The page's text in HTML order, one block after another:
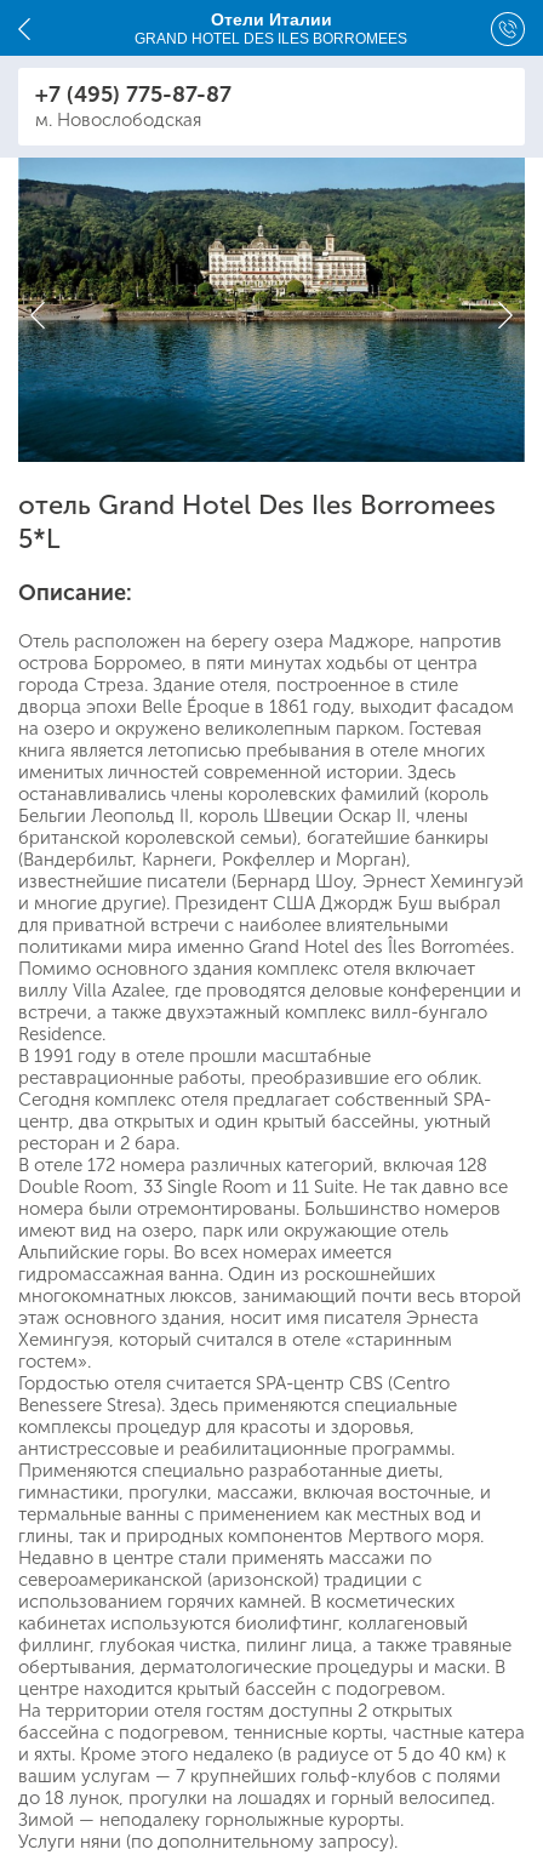
Отели Италии
GRAND HOTEL DES ILES BORROMEES
+7 (495) 775-87-87
м. Новослободская
отель Grand Hotel Des Iles Borromees
5*L
Описание:
Отель расположен на берегу озера Маджоре, напротив
острова Борромео, в пяти минутах ходьбы от центра
города Стреза. Здание отеля, построенное в стиле
дворца эпохи Belle Époque в 1861 году, выходит фасадом
на озеро и окружено великолепным парком. Гостевая
книга является летописью пребывания в отеле многих
именитых личностей современной истории. Здесь
останавливались члены королевских фамилий (король
Бельгии Леопольд II, король Швеции Оскар II, члены
британской королевской семьи), богатейшие банкиры
(Вандербильт, Карнеги, Рокфеллер и Морган),
известнейшие писатели (Бернард Шоу, Эрнест Хемингуэй
и многие другие). Президент США Джордж Буш выбрал
для приватной встречи с наиболее влиятельными
политиками мира именно Grand Hotel des Îles Borromées.
Помимо основного здания комплекс отеля включает
виллу Villa Azalee, где проводятся деловые конференции и
встречи, а также двухэтажный комплекс вилл-бунгало
Residence.
В 1991 году в отеле прошли масштабные
реставрационные работы, преобразившие его облик.
Сегодня комплекс отеля предлагает собственный SPA-
центр, два открытых и один крытый бассейны, уютный
ресторан и 2 бара.
В отеле 172 номера различных категорий, включая 128
Double Room, 33 Single Room и 11 Suite. Не так давно все
номера были отремонтированы. Большинство номеров
имеют вид на озеро, парк или окружающие отель
Альпийские горы. Во всех номерах имеется
гидромассажная ванна. Один из роскошнейших
многокомнатных люксов, занимающий почти весь второй
этаж основного здания, носит имя писателя Эрнеста
Хемингуэя, который считался в отеле «старинным
гостем».
Гордостью отеля считается SPA-центр CBS (Centro
Benessere Stresa). Здесь применяются специальные
комплексы процедур для красоты и здоровья,
антистрессовые и реабилитационные программы.
Применяются специально разработанные диеты,
гимнастики, прогулки, массажи, включая восточные, и
термальные ванны с применением как местных вод и
глины, так и природных компонентов Мертвого моря.
Недавно в центре стали применять массажи по
североамериканской (аризонской) традиции с
использованием горячих камней. В косметических
кабинетах используются биолифтинг, коллагеновый
филлинг, глубокая чистка, пилинг лица, а также травяные
обертывания, дерматологические процедуры и маски. В
центре находится крытый бассейн с подогревом.
На территории отеля гостям доступны 2 открытых
бассейна с подогревом, теннисные корты, частные катера
и яхты. Кроме этого недалеко (в радиусе от 5 до 40 км) к
вашим услугам — 7 крупнейших гольф-клубов с полями
до 18 лунок, прогулки на лошадях и горный велосипед.
Зимой — неподалеку горнолыжные курорты.
Услуги няни (по дополнительному запросу).